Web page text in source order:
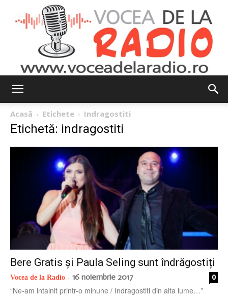
la
radio
Acasă Etichete Indragostiti
Etichetă: indragostiti
Bere Gratis și Paula Seling sunt îndrăgostiți
Vocea de la Radio - 16 noiembrie 2017 0
“Ne-am intalnit printr-o minune / Indragostiti din alta lume…”